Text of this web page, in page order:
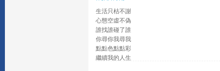
生活只枯不謝
心態空虛不偽
誰找誰碰了誰
你尋你我尋我
點點色點點彩
繼續我的人生